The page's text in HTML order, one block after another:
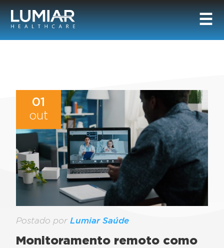
01
out
Postado porLumiar Saúde
Monitoramento remoto como